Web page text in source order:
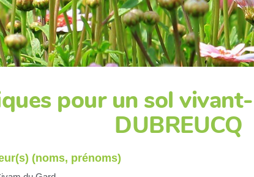
pour un sol
DUBREUCQ
(noms, prénoms)